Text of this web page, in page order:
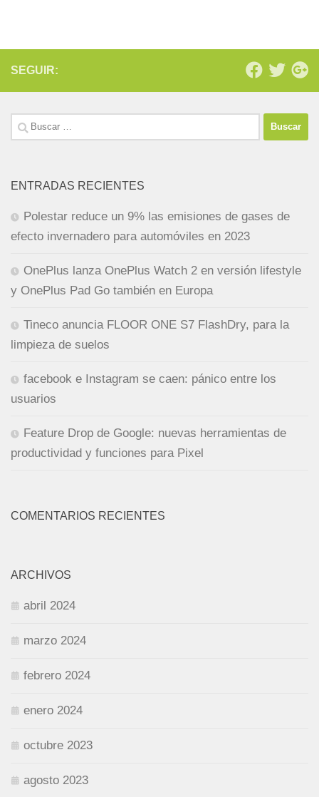
SEGUIR:
Buscar:
ENTRADAS RECIENTES
Polestar reduce un 9% las emisiones de gases de
efecto invernadero para automóviles en 2023
OnePlus lanza OnePlus Watch 2 en versión lifestyle
y OnePlus Pad Go también en Europa
Tineco anuncia FLOOR ONE S7 FlashDry, para la
limpieza de suelos
facebook e Instagram se caen: pánico entre los
usuarios
Feature Drop de Google: nuevas herramientas de
productividad y funciones para Pixel
COMENTARIOS RECIENTES
ARCHIVOS
abril 2024
marzo 2024
febrero 2024
enero 2024
octubre 2023
agosto 2023